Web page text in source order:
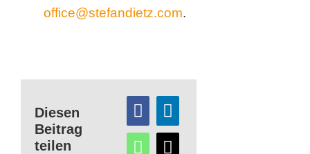
office@stefandietz.com.
Diesen
Beitrag
teilen